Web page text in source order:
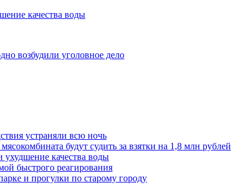
качества воды
возбудили уголовное дело
устраняли всю ночь
будут судить за взятки на 1,8 млн рублей
качества воды
быстрого реагирования
и прогулки по старому городу